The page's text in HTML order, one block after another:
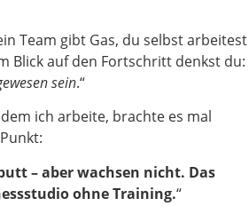
Team gibt Gas, du selbst arbeitest
Blick auf den Fortschritt denkst du:
sein.“
ich arbeite, brachte es mal
– aber wachsen nicht. Das
ohne Training.“